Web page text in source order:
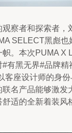
察者和探索者，
SELECT黑彪也
。本次PUMA X
有黑无界#品牌精
客座设计师的身
名产品能够激发
适的全新着装风